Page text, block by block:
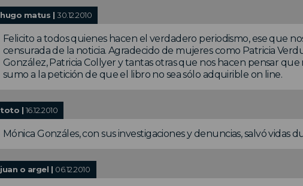
hugo matus |30.12.2010
Felicito a todos quienes hacen el verdadero periodismo, ese que
censurada de la noticia. Agradecido de mujeres como Patricia
González, Patricia Collyer y tantas otras que nos hacen pensar
sumo a la petición de que el libro no sea sólo adquirible on line.
toto | 16.12.2010
Mónica Gonzáles, con sus investigaciones y denuncias, salvó vidas
juan o argel | 06.12.2010